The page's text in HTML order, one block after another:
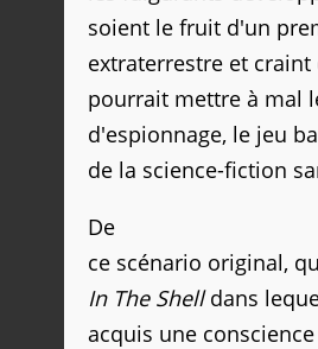
soient le fruit d'un
extraterrestre et
pourrait mettre à mal
d'espionnage, le jeu
de la science-fiction
De
ce scénario original,
In The Shelldans
acquis une